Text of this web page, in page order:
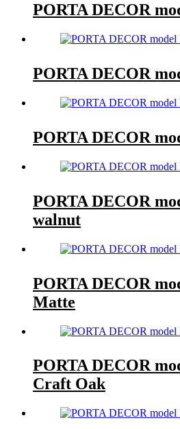
PORTA DECOR
PORTA DECOR
PORTA DECOR
PORTA DECOR
walnut
PORTA DECOR
Matte
PORTA DECOR
Craft Oak